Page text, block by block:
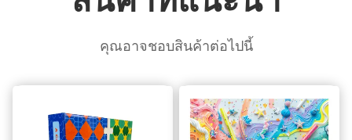
คุณอาจชอบสินค้าต่อไปนี้